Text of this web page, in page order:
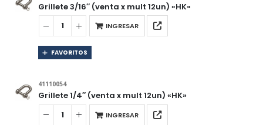
Grillete 3/16″ (venta x mult 12un) «HK»
INGRESAR
FAVORITOS
41110054
Grillete 1/4″ (venta x mult 12un) «HK»
INGRESAR